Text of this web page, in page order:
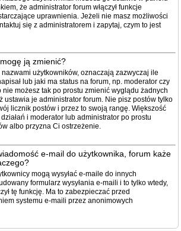
że administrator forum włączył funkcje
uprawnienia. Jeżeli nie masz możliwości
się z administratorem i zapytaj, czym to jest
ją zmienić?
użytkowników, oznaczają zazwyczaj ile
lub jaki ma status na forum, np. moderator czy
nie możesz tak po prostu zmienić wyglądu żadnych
ustawia je administrator forum. Nie pisz postów tylko
licznik postów i przez to swoją rangę. Większość
i moderator lub administrator po prostu
albo przyzna Ci ostrzeżenie.
e-mail do użytkownika, forum każe
mogą wysyłać e-maile do innych
formularz wysyłania e-maili i to tylko wtedy,
tę funkcję. Ma to zabezpieczać przed
systemu e-maili przez anonimowych